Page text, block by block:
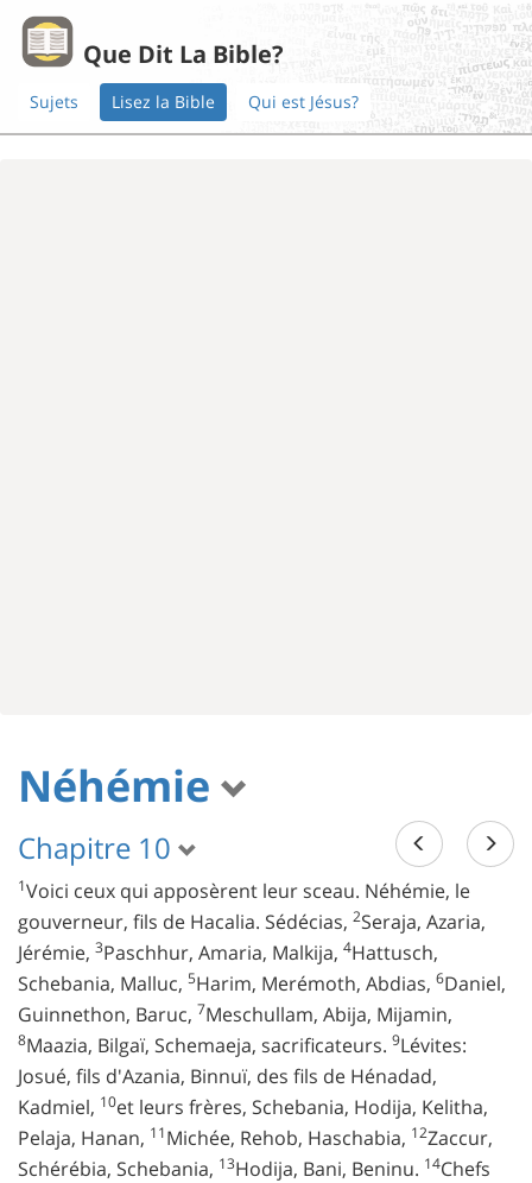
Que Dit La Bible?
Sujets Lisez la Bible Qui est Jésus?
Néhémie
Chapitre 10
1Voici ceux qui apposèrent leur sceau. Néhémie, le
gouverneur, fils de Hacalia. Sédécias, 2Seraja, Azaria,
Jérémie, 3Paschhur, Amaria, Malkija, 4Hattusch,
Schebania, Malluc, 5Harim, Merémoth, Abdias, 6Daniel,
Guinnethon, Baruc, 7Meschullam, Abija, Mijamin,
8Maazia, Bilgaï, Schemaeja, sacrificateurs. 9Lévites:
Josué, fils d'Azania, Binnuï, des fils de Hénadad,
Kadmiel, 10et leurs frères, Schebania, Hodija, Kelitha,
Pelaja, Hanan, 11Michée, Rehob, Haschabia, 12Zaccur,
Schérébia, Schebania, 13Hodija, Bani, Beninu. 14Chefs